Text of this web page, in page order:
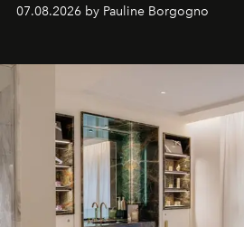
générationnel.
07.08.2026 by Pauline Borgogno